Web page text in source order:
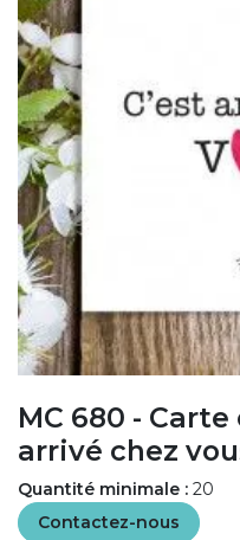
MC 680 -
arrivé chez
Quantité minimale : 20
Contactez-nous